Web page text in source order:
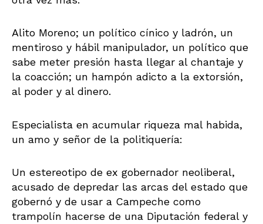
Alito Moreno; un político cínico y ladrón, un
mentiroso y hábil manipulador, un político que
sabe meter presión hasta llegar al chantaje y
la coacción; un hampón adicto a la extorsión,
al poder y al dinero.
Especialista en acumular riqueza mal habida,
un amo y señor de la politiquería:
Un estereotipo de ex gobernador neoliberal,
acusado de depredar las arcas del estado que
gobernó y de usar a Campeche como
trampolín hacerse de una Diputación federal y